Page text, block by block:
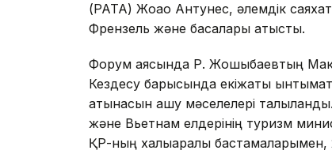
(PATA) Жоао Антунес, әлемдік
Френзель және басқалары қатысты.
Форум аясында Р. Жошыбаевтың
Кездесу барысында екіжақты
қатынасын ашу мәселелері
және Вьетнам елдерінің туризм
ҚР-ның халықаралық